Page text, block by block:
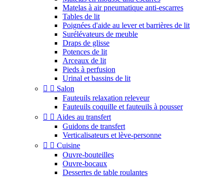
Matelas à air pneumatique anti-escarres
Tables de lit
Poignées d'aide au lever et barrières de lit
Surélévateurs de meuble
Draps de glisse
Potences de lit
Arceaux de lit
Pieds à perfusion
Urinal et bassins de lit
  Salon
Fauteuils relaxation releveur
Fauteuils coquille et fauteuils à pousser
  Aides au transfert
Guidons de transfert
Verticalisateurs et lève-personne
  Cuisine
Ouvre-bouteilles
Ouvre-bocaux
Dessertes de table roulantes